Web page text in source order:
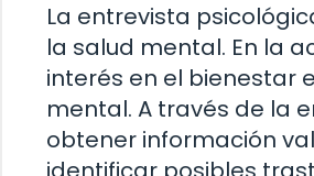
La entrevista
la salud mental. En la
interés en el bienestar
mental. A través de la
obtener información